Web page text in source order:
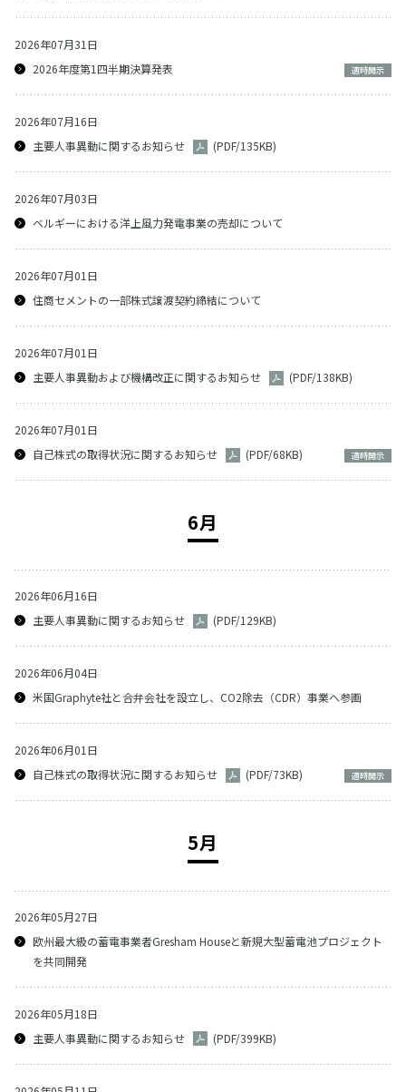
2026年07月31日
2026年度第1四半期決算発表
適時開示
2026年07月16日
主要人事異動に関するお知らせ
(PDF/135KB)
2026年07月03日
ベルギーにおける洋上風力発電事業の売却について
2026年07月01日
住商セメントの一部株式譲渡契約締結について
2026年07月01日
主要⼈事異動および機構改正に関するお知らせ
(PDF/138KB)
2026年07月01日
自己株式の取得状況に関するお知らせ
(PDF/68KB) 適時開示
6月
2026年06月16日
主要人事異動に関するお知らせ
(PDF/129KB)
2026年06月04日
米国Graphyte社と合弁会社を設立し、CO2除去（CDR）事業へ参画
2026年06月01日
自己株式の取得状況に関するお知らせ
(PDF/73KB) 適時開示
5月
2026年05月27日
欧州最大級の蓄電事業者Gresham Houseと新規大型蓄電池プロジェクト
を共同開発
2026年05月18日
主要人事異動に関するお知らせ
(PDF/399KB)